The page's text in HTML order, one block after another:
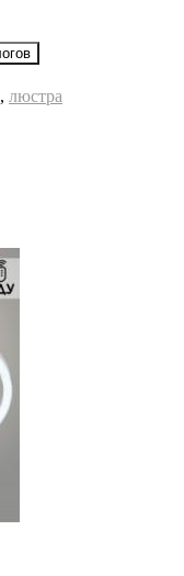
, люстра